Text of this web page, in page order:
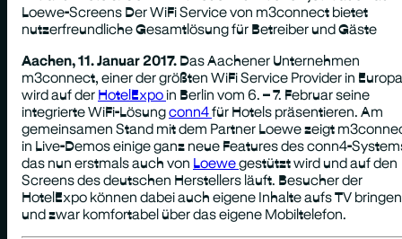
Loewe-Screens Der WiFi Service von m3connect bietet
nutzerfreundliche Gesamtlösung für Betreiber und Gäste
Aachen, 11. Januar 2017. Das Aachener Unternehmen
m3connect, einer der größten WiFi Service Provider in
wird auf der HotelExpoin Berlin vom 6. – 7. Februar seine
integrierte WiFi-Lösungconn4für Hotels präsentieren. Am
gemeinsamen Stand mit dem Partner Loewe zeigt
in Live-Demos einige ganz neue Features des conn4-
das nun erstmals auch von Loewegestützt wird und auf den
Screens des deutschen Herstellers läuft. Besucher der
HotelExpo können dabei auch eigene Inhalte aufs TV
und zwar komfortabel über das eigene Mobiltelefon.